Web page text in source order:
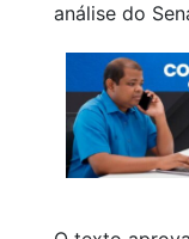
análise do